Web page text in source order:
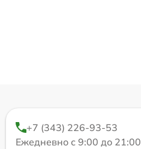
+7 (343) 226-93-53
Ежедневно с 9:00 до 21:00